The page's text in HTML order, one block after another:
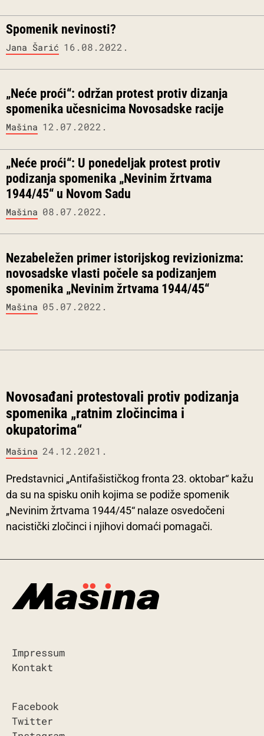
Spomenik nevinosti?
Jana Šarić 16.08.2022.
„Neće proći“: održan protest protiv dizanja
spomenika učesnicima Novosadske racije
Mašina 12.07.2022.
„Neće proći“: U ponedeljak protest protiv
podizanja spomenika „Nevinim žrtvama
1944/45“ u Novom Sadu
Mašina 08.07.2022.
Nezabeležen primer istorijskog revizionizma:
novosadske vlasti počele sa podizanjem
spomenika „Nevinim žrtvama 1944/45“
Mašina 05.07.2022.
Novosađani protestovali protiv podizanja
spomenika „ratnim zločincima i
okupatorima“
Mašina 24.12.2021.
Predstavnici „Antifašističkog fronta 23. oktobar“ kažu
da su na spisku onih kojima se podiže spomenik
„Nevinim žrtvama 1944/45“ nalaze osvedočeni
nacistički zločinci i njihovi domaći pomagači.
Impressum
Kontakt
Facebook
Twitter